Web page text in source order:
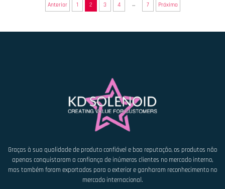
Anterior 1 2 3 4 ... 7 Próximo
Graças à sua qualidade de produto confiável e boa reputação, os produtos não
apenas conquistaram a confiança de inúmeros clientes no mercado interno,
mas também foram exportados para o exterior e ganharam reconhecimento no
mercado internacional.